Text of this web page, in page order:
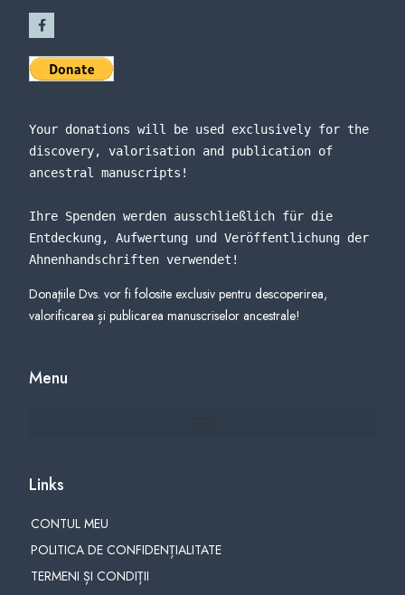
Your donations will be used exclusively for the
discovery, valorisation and publication of
ancestral manuscripts!
Ihre Spenden werden ausschließlich für die
Entdeckung, Aufwertung und Veröffentlichung der
Ahnenhandschriften verwendet !
Donaţiile Dvs. vor fi folosite exclusiv pentru descoperirea,
valorificarea și publicarea manuscriselor ancestrale!
Menu
Links
CONTUL MEU
POLITICA DE CONFIDENȚIALITATE
TERMENI ȘI CONDIȚII